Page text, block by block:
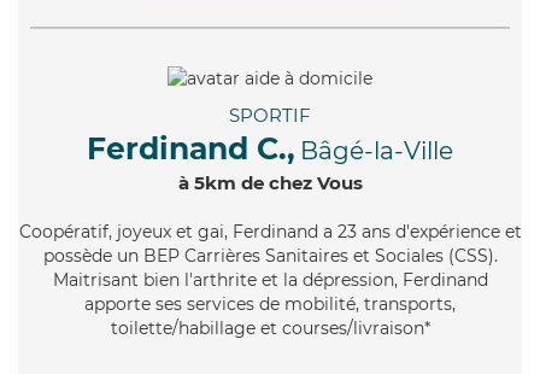
SPORTIF
Ferdinand C., Bâgé-la-Ville
à 5km de chez Vous
Coopératif, joyeux et gai, Ferdinand a 23 ans d'expérience et
possède un BEP Carrières Sanitaires et Sociales (CSS).
Maitrisant bien l'arthrite et la dépression, Ferdinand
apporte ses services de mobilité, transports,
toilette/habillage et courses/livraison*